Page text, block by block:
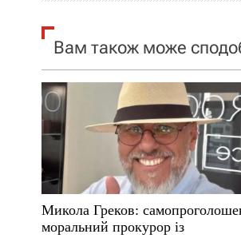
я
а
п
и
с
і
Вам також може
Микола Греков:
моральний прокурор із